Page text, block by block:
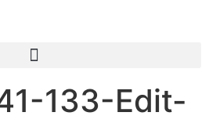
133-Edit-